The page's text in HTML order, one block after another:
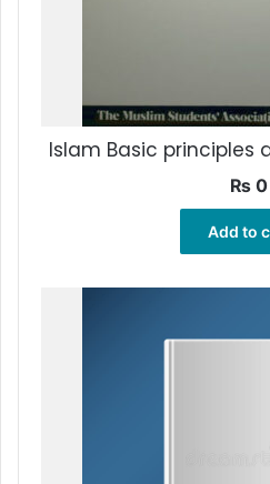
Islam Basic principles
₨ 0
Add to